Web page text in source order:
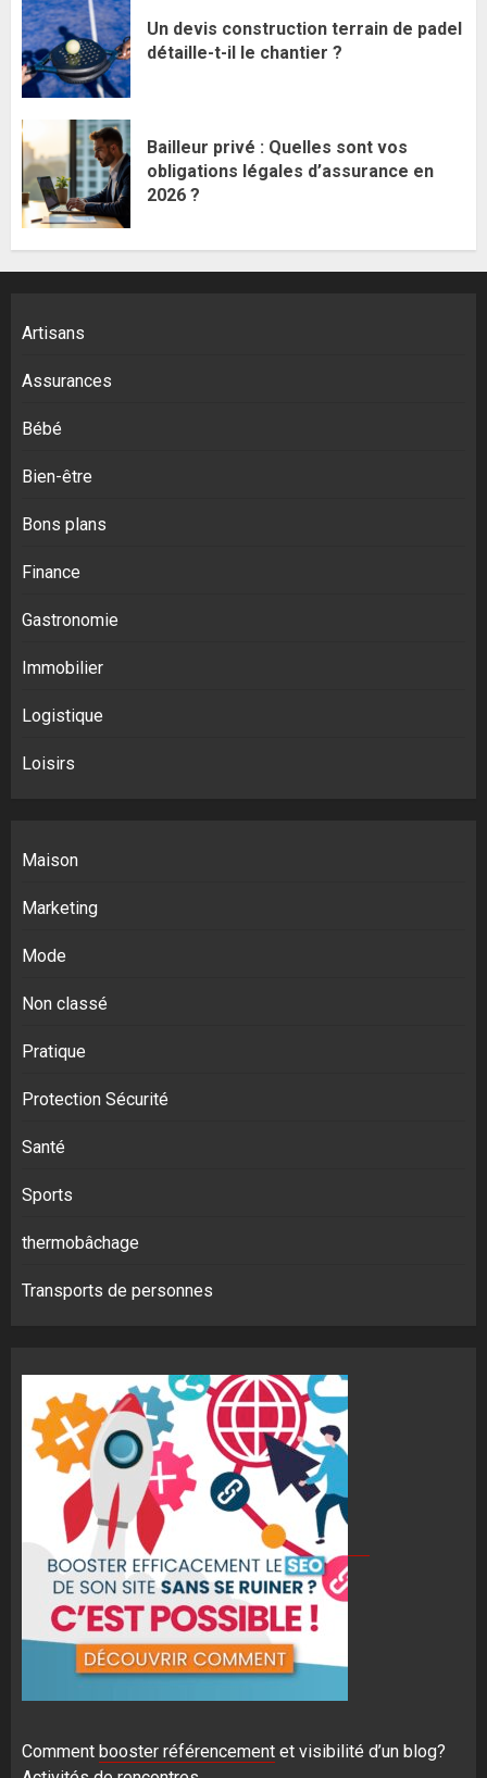
Un devis construction terrain de padel
détaille-t-il le chantier ?
Bailleur privé : Quelles sont vos
obligations légales d’assurance en
2026 ?
Artisans
Assurances
Bébé
Bien-être
Bons plans
Finance
Gastronomie
Immobilier
Logistique
Loisirs
Maison
Marketing
Mode
Non classé
Pratique
Protection Sécurité
Santé
Sports
thermobâchage
Transports de personnes
Comment booster référencement et visibilité d’un blog?